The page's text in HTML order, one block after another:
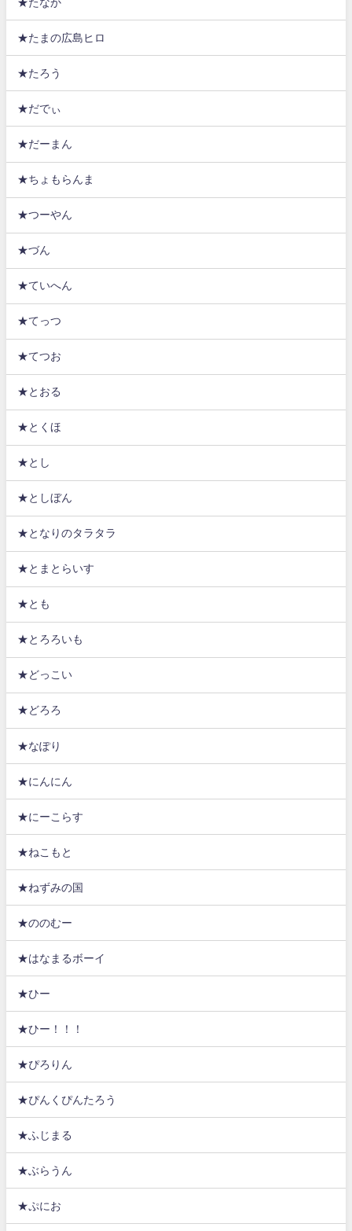
★たなか
★たまの広島ヒロ
★たろう
★だでぃ
★だーまん
★ちょもらんま
★つーやん
★づん
★ていへん
★てっつ
★てつお
★とおる
★とくほ
★とし
★としぼん
★となりのタラタラ
★とまとらいす
★とも
★とろろいも
★どっこい
★どろろ
★なぽり
★にんにん
★にーこらす
★ねこもと
★ねずみの国
★ののむー
★はなまるボーイ
★ひー
★ひー！！！
★ぴろりん
★ぴんくぴんたろう
★ふじまる
★ぶらうん
★ぷにお